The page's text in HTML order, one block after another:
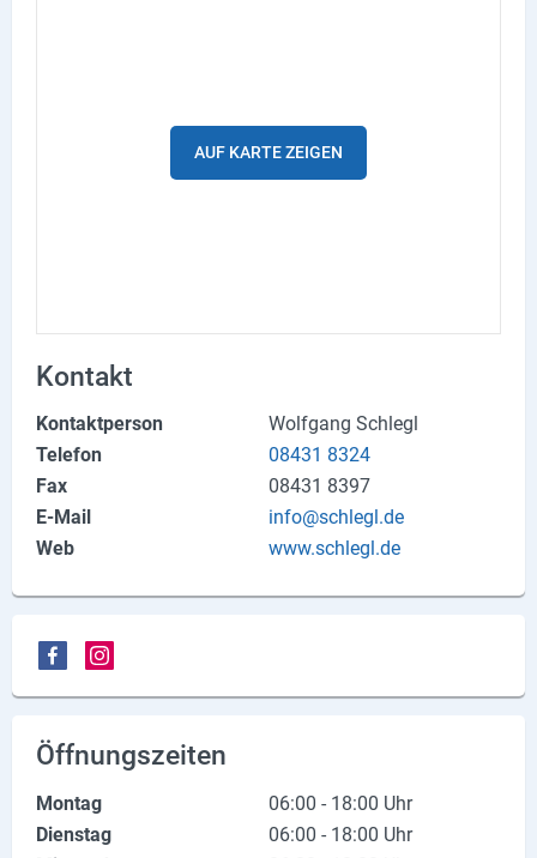
AUF KARTE ZEIGEN
Kontakt
Kontaktperson
Wolfgang Schlegl
Telefon
08431 8324
Fax
08431 8397
E-Mail
info@schlegl.de
Web
www.schlegl.de
Öffnungszeiten
Montag
06:00 - 18:00 Uhr
Dienstag
06:00 - 18:00 Uhr
Produktgruppen
Newsletter
AGB
Impressum
Datenschutz
X